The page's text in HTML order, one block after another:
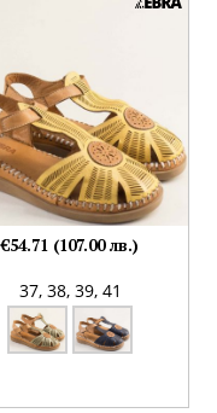
37, 38, 39, 41
€54.71 (107.00 лв.)